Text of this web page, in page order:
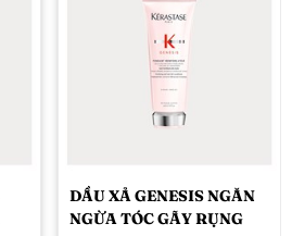
DẦU XẢ GENESIS NGĂN
NGỪA TÓC GÃY RỤNG